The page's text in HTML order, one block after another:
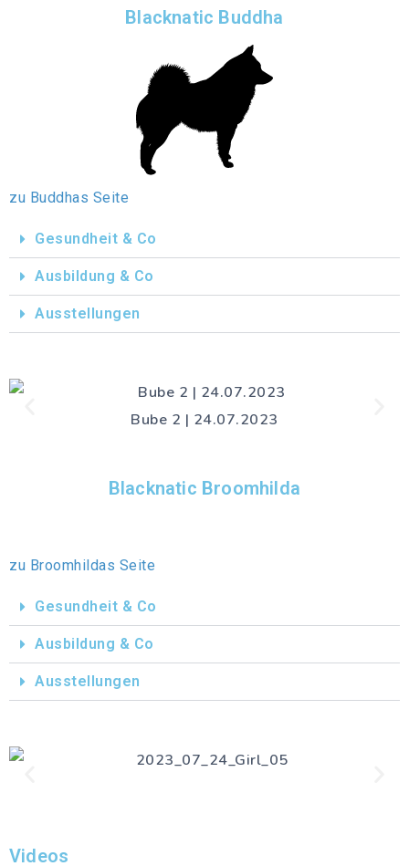
Blacknatic Buddha​
zu Buddhas Seite
Gesundheit & Co
Ausbildung & Co
Ausstellungen
Bube 2 | 24.07.2023
Blacknatic Broomhilda​
zu Broomhildas Seite
Gesundheit & Co
Ausbildung & Co
Ausstellungen
Videos